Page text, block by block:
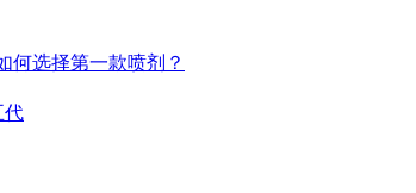
何选择第一款喷剂？
代